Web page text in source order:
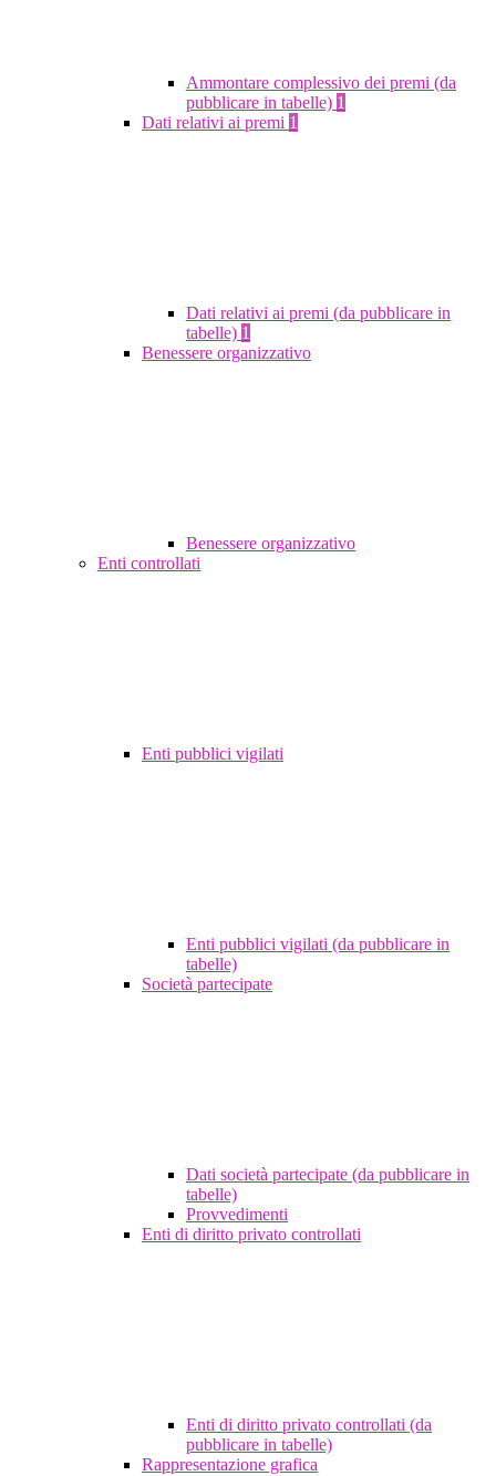
Ammontare complessivo dei premi (da
pubblicare in tabelle) 1
Dati relativi ai premi 1
Dati relativi ai premi (da pubblicare in
tabelle) 1
Benessere organizzativo
Benessere organizzativo
Enti controllati
Enti pubblici vigilati
Enti pubblici vigilati (da pubblicare in
tabelle)
Società partecipate
Dati società partecipate (da pubblicare in
tabelle)
Provvedimenti
Enti di diritto privato controllati
Enti di diritto privato controllati (da
pubblicare in tabelle)
Rappresentazione grafica